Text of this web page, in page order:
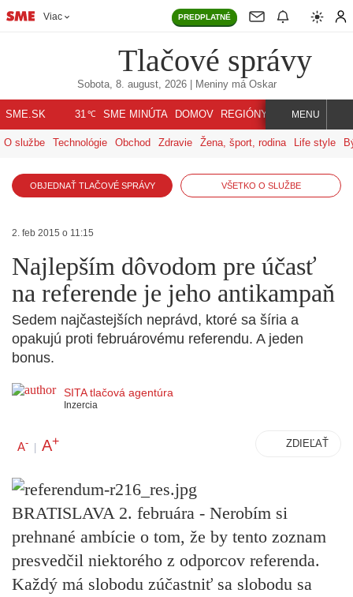
Viac PREDPLATNÉ
Tlačové správy
Sobota, 8. august, 2026| Meniny má Oskar
SME.SK 31℃ SME MINÚTA DOMOV REGIÓNY INDEX SVET
MENU
O službe Technológie Obchod Zdravie Žena, šport, rodina Life style
OBJEDNAŤ TLAČOVÉ SPRÁVY VŠETKO O SLUŽBE
2. feb 2015 o 11:15
Najlepším dôvodom pre účasť
na referende je jeho antikampaň
Sedem najčastejších neprávd, ktoré sa šíria a
opakujú proti februárovému referendu. A jeden
bonus.
SITA tlačová agentúra
Inzercia
A- | A+ ZDIEĽAŤ
BRATISLAVA 2. februára - Nerobím si
prehnané ambície o tom, že by tento zoznam
presvedčil niektorého z odporcov referenda.
Každý má slobodu zúčastniť sa slobodu sa